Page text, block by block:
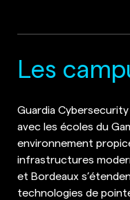
Les
Guardia
avec les écoles du
environnement
infrastructures
et Bordeaux
technologies de